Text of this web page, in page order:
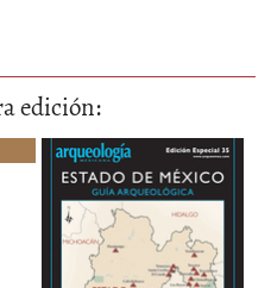
edición:
Olmecas